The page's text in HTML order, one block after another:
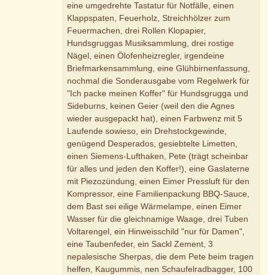
eine umgedrehte Tastatur für Notfälle, einen
Klappspaten, Feuerholz, Streichhölzer zum
Feuermachen, drei Rollen Klopapier,
Hundsgruggas Musiksammlung, drei rostige
Nägel, einen Ölofenheizregler, irgendeine
Briefmarkensammlung, eine Glühbirnenfassung,
nochmal die Sonderausgabe vom Regelwerk für
"Ich packe meinen Koffer" für Hundsgrugga und
Sideburns, keinen Geier (weil den die Agnes
wieder ausgepackt hat), einen Farbwenz mit 5
Laufende sowieso, ein Drehstockgewinde,
genügend Desperados, gesiebtelte Limetten,
einen Siemens-Lufthaken, Pete (trägt scheinbar
für alles und jeden den Koffer!), eine Gaslaterne
mit Piezozündung, einen Eimer Pressluft für den
Kompressor, eine Familienpackung BBQ-Sauce,
dem Bast sei eilige Wärmelampe, einen Eimer
Wasser für die gleichnamige Waage, drei Tuben
Voltarengel, ein Hinweisschild "nur für Damen",
eine Taubenfeder, ein Sackl Zement, 3
nepalesische Sherpas, die dem Pete beim tragen
helfen, Kaugummis, nen Schaufelradbagger, 100